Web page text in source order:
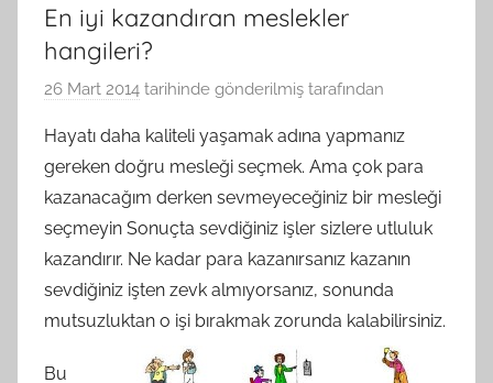
En iyi kazandıran meslekler
hangileri?
26 Mart 2014 tarihinde gönderilmiş tarafından
Hayatı daha kaliteli yaşamak adına yapmanız
gereken doğru mesleği seçmek. Ama çok para
kazanacağım derken sevmeyeceğiniz bir mesleği
seçmeyin Sonuçta sevdiğiniz işler sizlere utluluk
kazandırır. Ne kadar para kazanırsanız kazanın
sevdiğiniz işten zevk almıyorsanız, sonunda
mutsuzluktan o işi bırakmak zorunda kalabilirsiniz.
Bu